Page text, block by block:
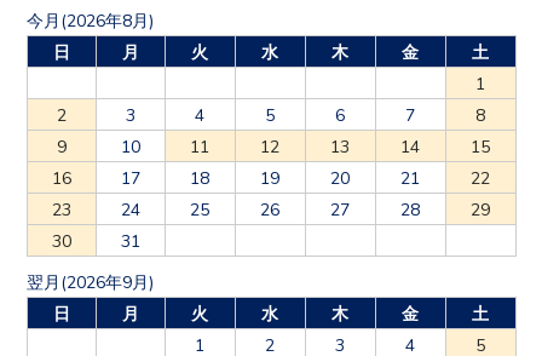
今月(2026年8月)
日
月 火 水 木 金
土
1
2
3 4 5 6 7
8
9
10 11 12 13 14
15
16
17 18 19 20 21
22
23
24 25 26 27 28
29
30
31
翌月(2026年9月)
日
月 火 水 木 金
土
1
2 3 4
5